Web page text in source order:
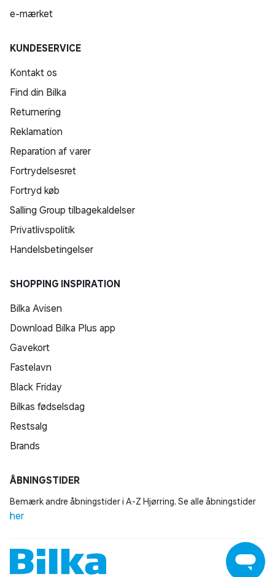
e-mærket
KUNDESERVICE
Kontakt os
Find din Bilka
Returnering
Reklamation
Reparation af varer
Fortrydelsesret
Fortryd køb
Salling Group tilbagekaldelser
Privatlivspolitik
Handelsbetingelser
SHOPPING INSPIRATION
Bilka Avisen
Download Bilka Plus app
Gavekort
Fastelavn
Black Friday
Bilkas fødselsdag
Restsalg
Brands
ÅBNINGSTIDER
Bemærk andre åbningstider i A-Z Hjørring. Se alle åbningstider
her